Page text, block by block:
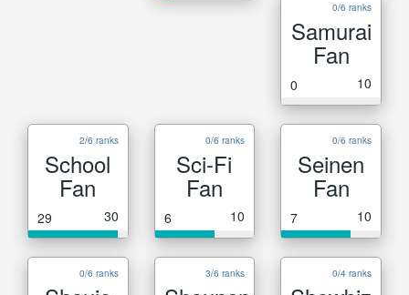
0/6 ranks
Samurai
Fan
0 10
2/6 ranks
School
Fan
29 30
0/6 ranks
Sci-Fi
Fan
6 10
0/6 ranks
Seinen
Fan
7 10
0/6 ranks 3/6 ranks 0/4 ranks